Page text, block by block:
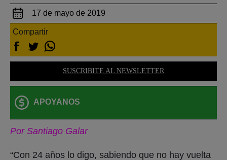
17 de mayo de 2019
Compartir
SUSCRIBITE AL NEWSLETTER
APOYANOS
Por Santiago Galar
“Con 24 años lo digo, sabiendo que no hay vuelta